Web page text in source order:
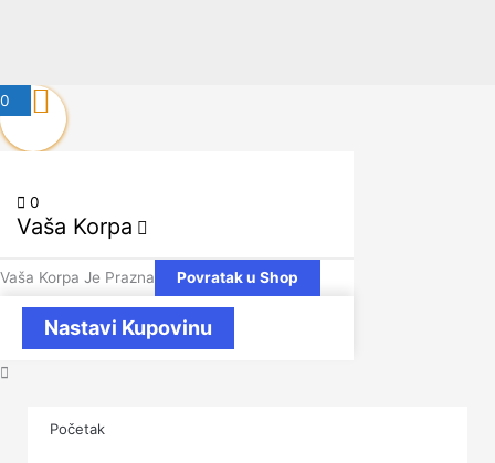
0
0
Vaša Korpa
Vaša Korpa Je Prazna Povratak u Shop
Nastavi Kupovinu
Početak